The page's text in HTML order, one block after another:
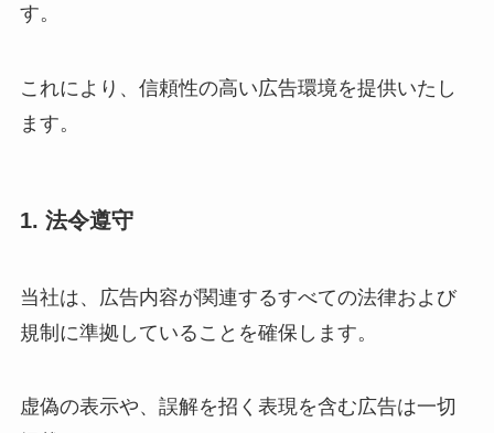
す。
これにより、信頼性の高い広告環境を提供いたし
ます。
1. 法令遵守
当社は、広告内容が関連するすべての法律および
規制に準拠していることを確保します。
虚偽の表示や、誤解を招く表現を含む広告は一切